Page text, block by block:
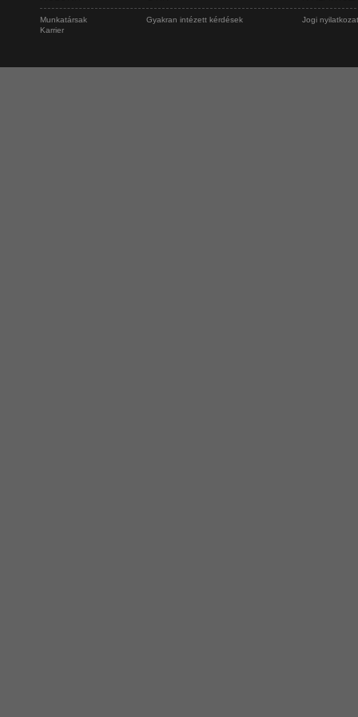
Munkatársak
Karrier
Gyakran intézett kérdések Jogi nyilatkozat